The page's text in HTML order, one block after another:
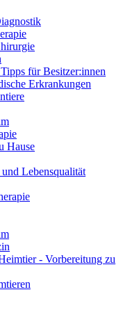
für Besitzer:innen
Erkrankungen
Hause
Lebensqualität
- Vorbereitung zu